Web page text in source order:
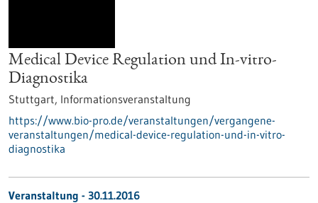
Medical Device Regulation und In-vitro-
Diagnostika
Stuttgart, Informationsveranstaltung
https://www.bio-pro.de/veranstaltungen/vergangene-
veranstaltungen/medical-device-regulation-und-in-vitro-
diagnostika
Veranstaltung - 30.11.2016